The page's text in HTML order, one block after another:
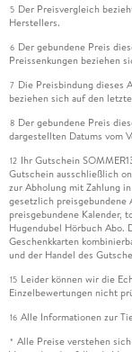
5 Der Preisvergleich
Herstellers.
6 Der gebundene Preis
Preissenkungen beziehen
7 Die Preisbindung dieses
beziehen sich auf den
8 Der gebundene Preis
dargestellten Datums vom
12 Ihr Gutschein
Gutschein ausschließlich
zur Abholung mit Zahlung
gesetzlich preisgebundene
preisgebundene Kalender,
Hugendubel Hörbuch Abo.
Geschenkkarten
und der Handel des
15 Leider können wir die
Einzelbewertungen nicht
16 Alle Informationen zur
* Alle Preise verstehen